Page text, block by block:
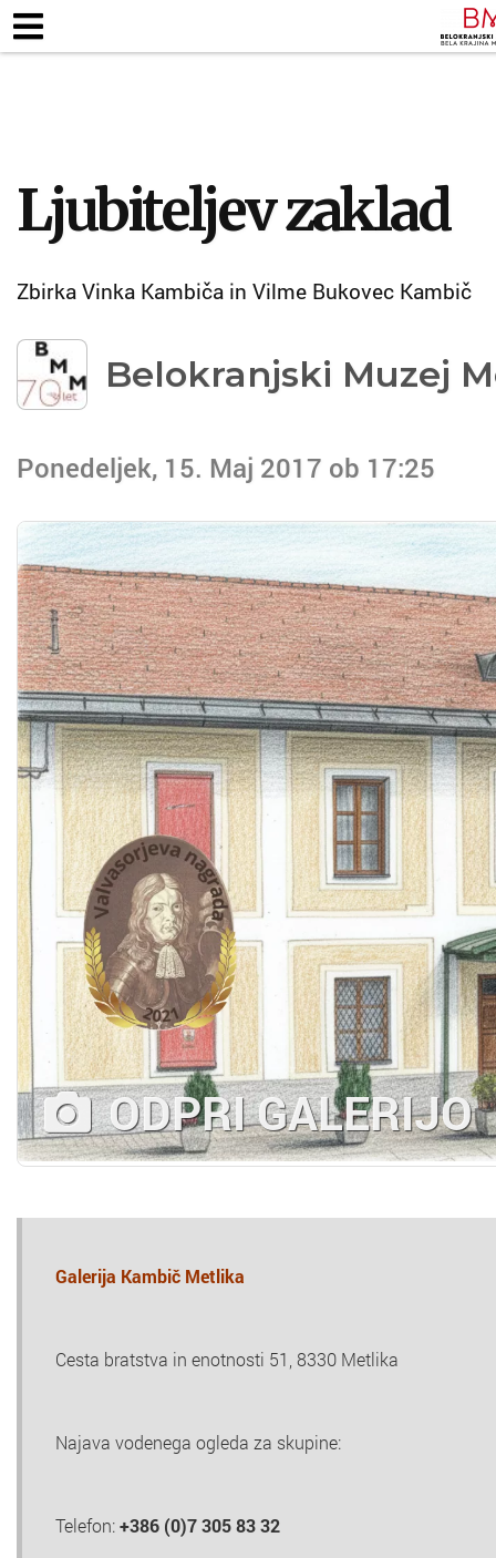
Ljubiteljev zaklad
Zbirka Vinka Kambiča in Vilme Bukovec Kambič
Belokranjski Muzej
Ponedeljek, 15. Maj 2017 ob 17:25
ODPRI GALERIJO
Galerija Kambič Metlika
Cesta bratstva in enotnosti 51, 8330 Metlika
Najava vodenega ogleda za skupine:
Telefon:+386 (0)7 305 83 32